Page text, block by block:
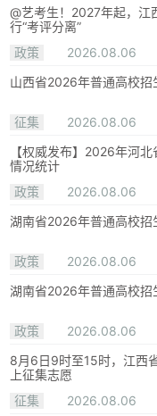
@艺考生！2027年起，江
行“考评分离”
政策
2026.08.06
山西省2026年普通高校
征集 2026.08.06
【权威发布】2026年河
情况统计
政策
2026.08.06
湖南省2026年普通高校招
政策 2026.08.06
湖南省2026年普通高校招
政策 2026.08.06
8月6日9时至15时，江西
上征集志愿
征集
2026.08.06